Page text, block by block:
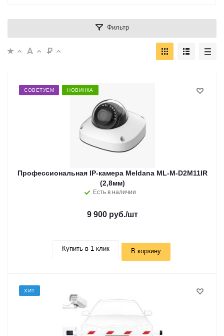
Фильтр
СОВЕТУЕМ НОВИНКА
Профессиональная IP-камера Meldana ML-M-D2M11IR
(2,8мм)
Есть в наличии
9 900 руб./шт
Купить в 1 клик В корзину
ХИТ